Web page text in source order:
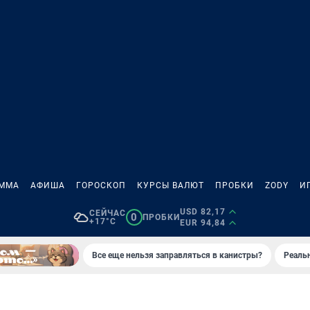
АФИША ГОРОСКОП КУРСЫ ВАЛЮТ ПРОБКИ ZODY
СЕЙЧАС
+17°C
0 ПРОБКИ
USD 82,17
EUR 94,84
Все еще нельзя заправляться в канистры?